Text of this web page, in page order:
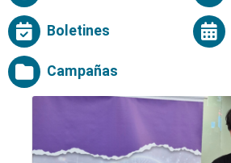
Boletines
Campañas